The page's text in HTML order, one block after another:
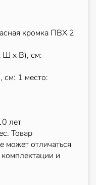
кромка ПВХ 2
Ш х В), см:
см: 1 место:
лет
Товар
может отличаться
и